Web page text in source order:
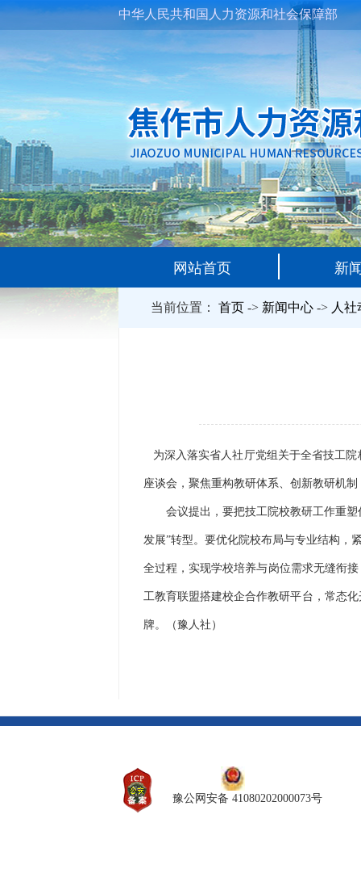
中华人民共和国人力资源和社会保障部
网站首页 新
当前位置： 首页-> 新闻中心-> 人社
为深入落实省人社厅党组关于全省技工
座谈会，聚焦重构教研体系、创新教研机
会议提出，要把技工院校教研工作重塑
发展”转型。要优化院校布局与专业结构，
全过程，实现学校培养与岗位需求无缝衔
工教育联盟搭建校企合作教研平台，常态
牌。（豫人社）
豫公网安备 41080202000073号